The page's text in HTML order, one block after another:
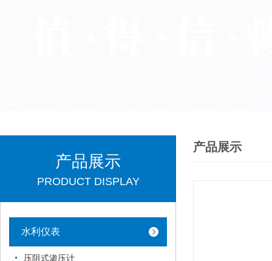
产品展示
PRODUCT DISPLAY
水利仪表
压阻式渗压计
产品展示